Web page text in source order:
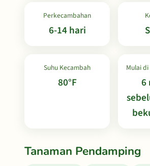
Perkecambahan
6-14 hari
Suhu Kecambah
80°F
Mulai
6
Tanaman Pendamping